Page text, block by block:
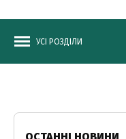
УСІ РОЗДІЛИ